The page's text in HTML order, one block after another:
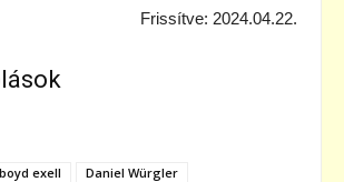
Frissítve: 2024.04.22.
boyd exell
Daniel Würgler